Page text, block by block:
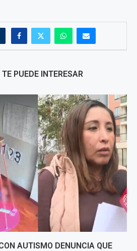
PUEDE INTERESAR
AUTISMO DENUNCIA QUE